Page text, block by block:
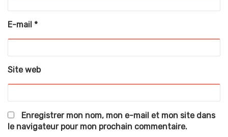
E-mail *
Site web
Enregistrer mon nom, mon e-mail et mon site dans
le navigateur pour mon prochain commentaire.